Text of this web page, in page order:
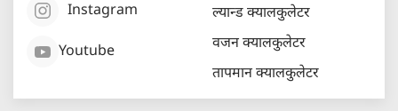
Instagram
Youtube
ल्यान्ड क्यालकुलेटर
वजन क्यालकुलेटर
तापमान क्यालकुलेटर